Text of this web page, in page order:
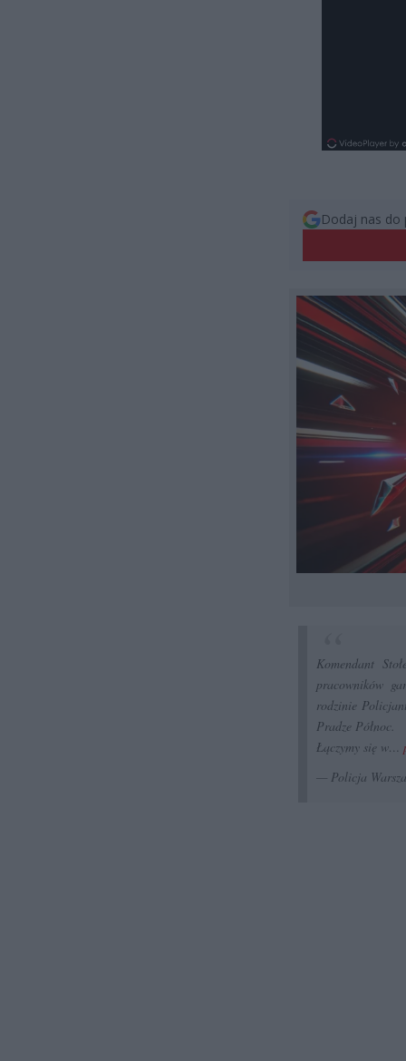
Dodaj nas do
Komendant
pracowników
rodzinie
Pradze Północ.
Łączymy się w…
— Policja